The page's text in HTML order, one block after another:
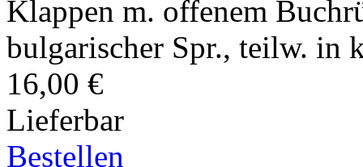
Klappen m. offenem
bulgarischer Spr., teilw. in
16,00 €
Lieferbar
Bestellen